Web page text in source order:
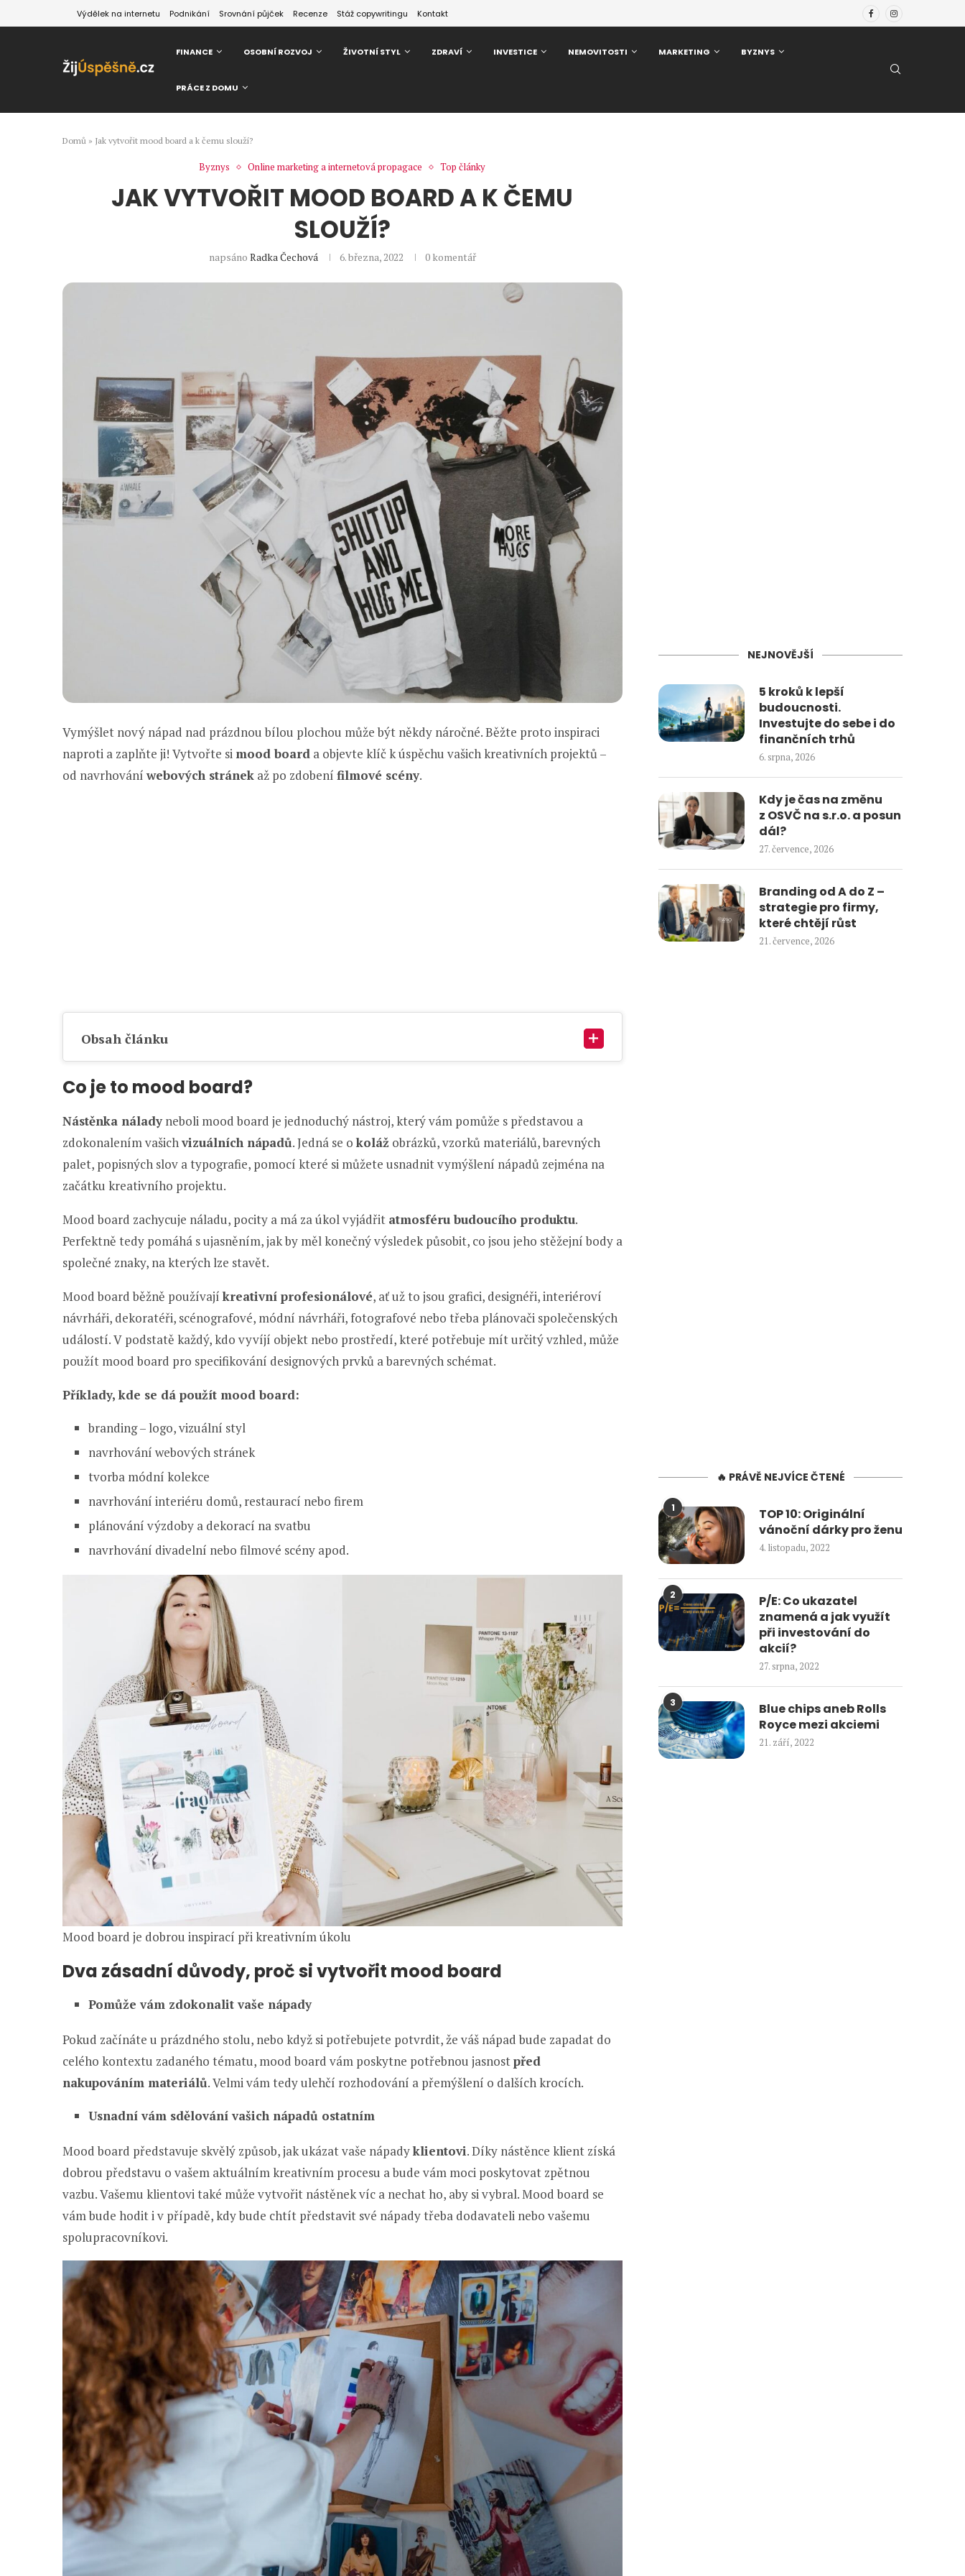
Výdělek na internetu Podnikání Srovnání půjček Recenze Stáž copywritingu Kontakt
FINANCE OSOBNÍ ROZVOJ ŽIVOTNÍ STYL ZDRAVÍ INVESTICE NEMOVITOSTI MARKETING BYZNYS
PRÁCE Z DOMU
Domů » Jak vytvořit mood board a k čemu slouží?
Byznys Online marketing a internetová propagace Top články
JAK VYTVOŘIT MOOD BOARD A K ČEMU
SLOUŽÍ?
napsáno Radka Čechová 6. března, 2022 0 komentář
Vymýšlet nový nápad nad prázdnou bílou plochou může být někdy náročné. Běžte proto inspiraci
naproti a zaplňte ji! Vytvořte si mood board a objevte klíč k úspěchu vašich kreativních projektů –
od navrhování webových stránek až po zdobení filmové scény.
Obsah článku
Co je to mood board?
Nástěnka náladyneboli mood board je jednoduchý nástroj, který vám pomůže s představou a
zdokonalením vašichvizuálních nápadů. Jedná se o koláž obrázků, vzorků materiálů, barevných
palet, popisných slov a typografie, pomocí které si můžete usnadnit vymýšlení nápadů zejména na
začátku kreativního projektu.
Mood board zachycuje náladu, pocity a má za úkol vyjádřit atmosféru budoucího produktu.
Perfektně tedy pomáhá s ujasněním, jak by měl konečný výsledek působit, co jsou jeho stěžejní body a
společné znaky, na kterých lze stavět.
Mood board běžně používají kreativní profesionálové, ať už to jsou grafici, designéři, interiéroví
návrháři, dekoratéři, scénografové, módní návrháři, fotografové nebo třeba plánovači společenských
událostí. V podstatě každý, kdo vyvíjí objekt nebo prostředí, které potřebuje mít určitý vzhled, může
použít mood board pro specifikování designových prvků a barevných schémat.
Příklady, kde se dá použít mood board:
branding – logo, vizuální styl
navrhování webových stránek
tvorba módní kolekce
navrhování interiéru domů, restaurací nebo firem
plánování výzdoby a dekorací na svatbu
navrhování divadelní nebo filmové scény apod.
Mood board je dobrou inspirací při kreativním úkolu
Dva zásadní důvody, proč si vytvořit mood board
Pomůže vám zdokonalit vaše nápady
Pokud začínáte u prázdného stolu, nebo když si potřebujete potvrdit, že váš nápad bude zapadat do
celého kontextu zadaného tématu, mood board vám poskytne potřebnou jasnostpřed
nakupováním materiálů. Velmi vám tedy ulehčí rozhodování a přemýšlení o dalších krocích.
Usnadní vám sdělování vašich nápadů ostatním
Mood board představuje skvělý způsob, jak ukázat vaše nápadyklientovi. Díky nástěnce klient získá
dobrou představu o vašem aktuálním kreativním procesu a bude vám moci poskytovat zpětnou
vazbu. Vašemu klientovi také může vytvořit nástěnek víc a nechat ho, aby si vybral. Mood board se
vám bude hodit i v případě, kdy bude chtít představit své nápady třeba dodavateli nebo vašemu
spolupracovníkovi.
NEJNOVĚJŠÍ
5 kroků k lepší
budoucnosti.
Investujte do sebe i do
finančních trhů
6. srpna, 2026
Kdy je čas na změnu
z OSVČ na s.r.o. a posun
dál?
27. července, 2026
Branding od A do Z –
strategie pro firmy,
které chtějí růst
21. července, 2026
🔥 PRÁVĚ NEJVÍCE ČTENÉ
1
TOP 10: Originální
vánoční dárky pro ženu
4. listopadu, 2022
2
P/E: Co ukazatel
znamená a jak využít
při investování do
akcií?
27. srpna, 2022
3
Blue chips aneb Rolls
Royce mezi akciemi
21. září, 2022